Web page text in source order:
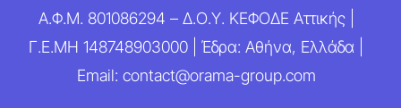
Α.Φ.Μ. 801086294 – Δ.Ο.Υ. ΚΕΦΟΔΕ Αττικής |
Γ.Ε.ΜΗ 148748903000 | Έδρα: Αθήνα, Ελλάδα |
Email: contact@orama-group.com